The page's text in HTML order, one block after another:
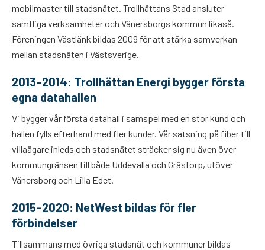
mobilmaster till stadsnätet. Trollhättans Stad ansluter
samtliga verksamheter och Vänersborgs kommun likaså.
Föreningen Västlänk bildas 2009 för att stärka samverkan
mellan stadsnäten i Västsverige.
2013–2014: Trollhättan Energi bygger första
egna datahallen
Vi bygger vår första datahall i samspel med en stor kund och
hallen fylls efterhand med fler kunder. Vår satsning på fiber till
villaägare inleds och stadsnätet sträcker sig nu även över
kommungränsen till både Uddevalla och Grästorp, utöver
Vänersborg och Lilla Edet.
2015–2020: NetWest bildas för fler
förbindelser
Tillsammans med övriga stadsnät och kommuner bildas